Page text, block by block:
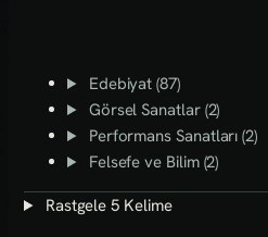
Edebiyat (87)
Görsel Sanatlar (2)
Performans Sanatları (2)
Felsefe ve Bilim (2)
Rastgele 5 Kelime